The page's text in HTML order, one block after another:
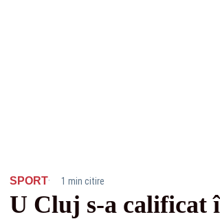
SPORT· 1 min citire
U Cluj s-a calificat